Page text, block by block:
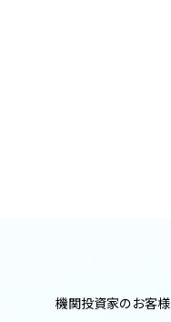
機関投資家のお客様